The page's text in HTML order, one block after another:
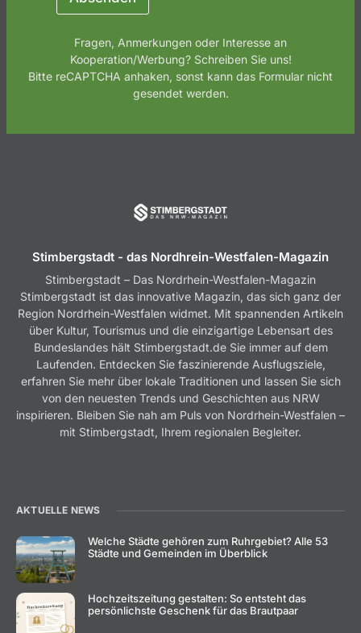
Fragen, Anmerkungen oder Interesse an
Kooperation/Werbung? Schreiben Sie uns!
Bitte reCAPTCHA anhaken, sonst kann das Formular nicht
gesendet werden.
Stimbergstadt - das Nordhrein-Westfalen-Magazin
Stimbergstadt – Das Nordrhein-Westfalen-Magazin
Stimbergstadt ist das innovative Magazin, das sich ganz der
Region Nordrhein-Westfalen widmet. Mit spannenden Artikeln
über Kultur, Tourismus und die einzigartige Lebensart des
Bundeslandes hält Stimbergstadt.de Sie immer auf dem
Laufenden. Entdecken Sie faszinierende Ausflugsziele,
erfahren Sie mehr über lokale Traditionen und lassen Sie sich
von den neuesten Trends und Geschichten aus NRW
inspirieren. Bleiben Sie nah am Puls von Nordrhein-Westfalen –
mit Stimbergstadt, Ihrem regionalen Begleiter.
AKTUELLE NEWS
Welche Städte gehören zum Ruhrgebiet? Alle 53
Städte und Gemeinden im Überblick
Hochzeitszeitung gestalten: So entsteht das
persönlichste Geschenk für das Brautpaar